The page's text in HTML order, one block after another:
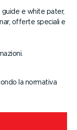
e white pater,
offerte speciali e
la normativa